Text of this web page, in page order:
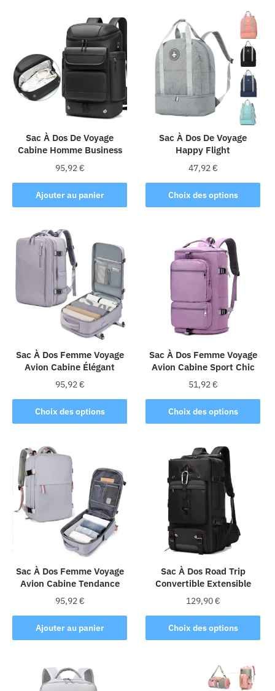
plusieurs
variations.
Les
options
être
choisies
sur
la
page
du
produit
plusieurs
variations.
Les
options
peuvent
être
choisies
la
page
du
produit
Sac À Dos De Voyage
Cabine Homme Business
95,92€
Ajouter au panier
Sac À Dos De Voyage
Happy Flight
47,92€
Choix des options
Ce
produit
plusieurs
variations.
Les
options
peuvent
être
choisies
sur
la
page
du
produit
Sac À Dos Femme Voyage
Avion Cabine Élégant
95,92€
Choix des options
Ce
produit
variations.
Les
options
peuvent
être
choisies
sur
la
page
du
produit
Sac À Dos Femme Voyage
Avion Cabine Sport Chic
51,92€
Choix des options
Ce
produit
plusieurs
variations.
Les
options
peuvent
être
choisies
sur
la
page
du
produit
Sac À Dos Femme Voyage
Avion Cabine Tendance
95,92€
Ajouter au panier
Sac À Dos Road Trip
Convertible Extensible
129,90€
Choix des options
Ce
produit
plusieurs
variations.